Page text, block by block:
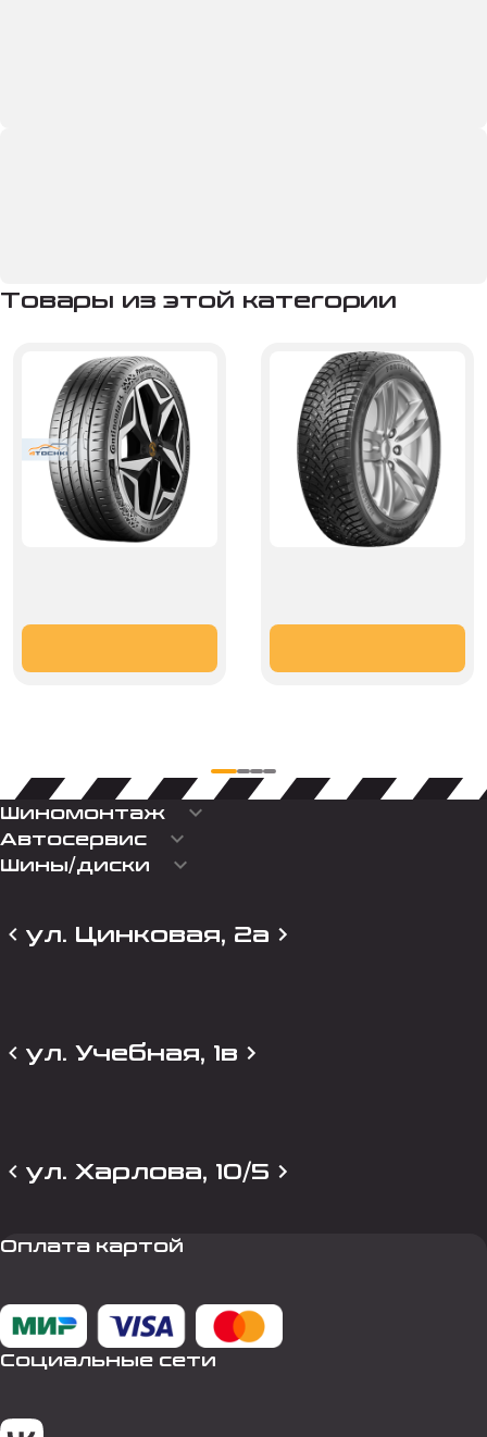
Товары из этой категории
Шиномонтаж keyboard_arrow_down
Автосервис keyboard_arrow_down
Шины/диски keyboard_arrow_down
ул. Цинковая, 2а
ул. Учебная, 1в
ул. Харлова, 10/5
Оплата картой
Социальные сети